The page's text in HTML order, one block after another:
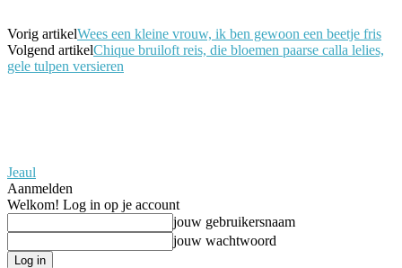
Vorig artikelWees een kleine vrouw, ik ben gewoon een beetje fris
Volgend artikelChique bruiloft reis, die bloemen paarse calla lelies,
gele tulpen versieren
Jeaul
Aanmelden
Welkom! Log in op je account
jouw gebruikersnaam
jouw wachtwoord